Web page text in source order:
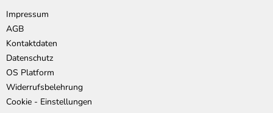
Impressum
AGB
Kontaktdaten
Datenschutz
OS Platform
Widerrufsbelehrung
Cookie - Einstellungen